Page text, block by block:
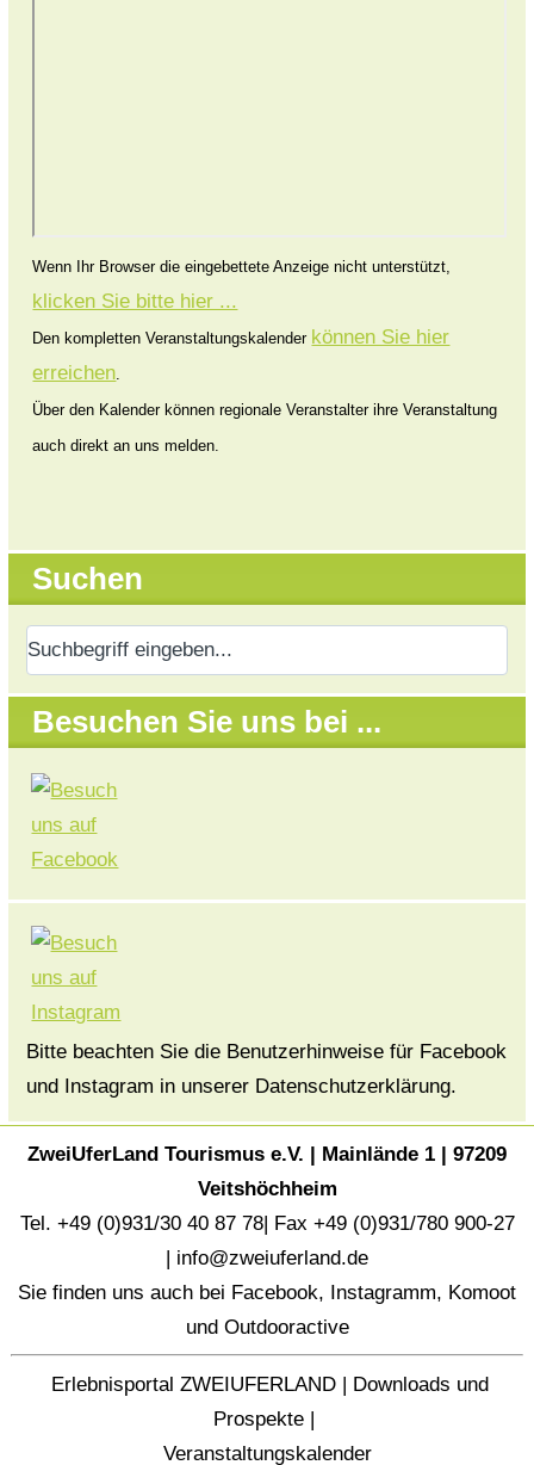
Wenn Ihr Browser die eingebettete Anzeige nicht unterstützt,
klicken Sie bitte hier ...
Den kompletten Veranstaltungskalender können Sie hier
erreichen
Über den Kalender können regionale Veranstalter ihre Veranstaltung
auch direkt an uns melden.
Suchen
Besuchen Sie uns bei ...
Bitte beachten Sie die Benutzerhinweise für Facebook
und Instagram in unserer Datenschutzerklärung.
ZweiUferLand Tourismus e.V. | Mainlände 1 | 97209
Veitshöchheim
Tel. +49 (0)931/30 40 87 78| Fax +49 (0)931/780 900-27
| info@zweiuferland.de
Sie finden uns auch bei Facebook, Instagramm, Komoot
und Outdooractive
Erlebnisportal ZWEIUFERLAND | Downloads und
Prospekte |
Veranstaltungskalender